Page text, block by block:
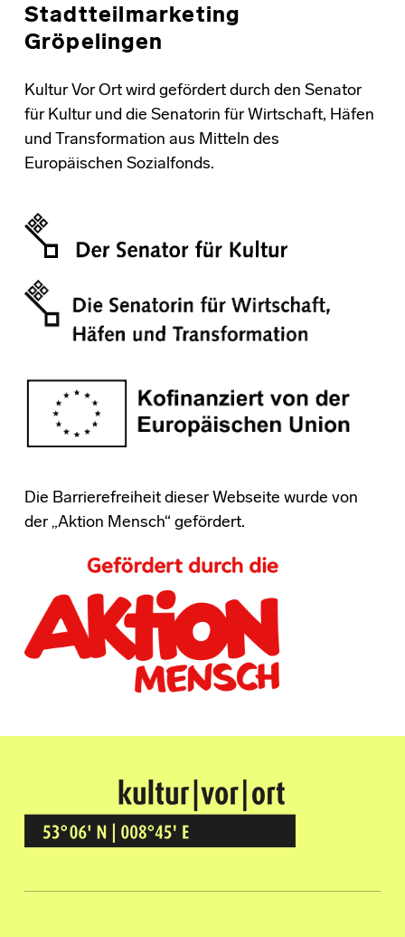
Stadtteilmarketing
Gröpelingen
Kultur Vor Ort wird gefördert durch den Senator
für Kultur und die Senatorin für Wirtschaft, Häfen
und Transformation aus Mitteln des
Europäischen Sozialfonds.
Die Barrierefreiheit dieser Webseite wurde von
der „Aktion Mensch“ gefördert.
Kultur Vor Ort
BREMEN GRÖPELINGEN